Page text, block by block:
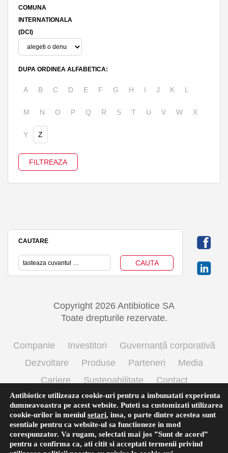
COMUNA
INTERNATIONALA
(DCI)
DUPA ORDINEA ALFABETICA:
A B C D E F G H I J K L
M N O P Q R S T U V W X
Y Z
CAUTARE
Copyright 2026 Antibiotice SA
Toate drepturile rezervate.
Companie Investitori
Guvernanță corporativă
Dezvoltare
Produse Parteneri
Media
Cariere
Sustenabilitate
Contact
Termeni si conditii de utilizare
Politica cookie
Prelucrarea datelor cu caracter personal
Antibiotice utilizeaza cookie-uri pentru a imbunatati experienta
dumneavoastra pe acest website. Puteti sa customizati utilizarea
cookie-urilor in meniul setari, insa, o parte dintre acestea sunt
esentiale pentru ca website-ul sa functioneze in mod
corespunzator. Va rugam, selectati mai jos ”Sunt de acord”
pentru a confirma ca, ati citit si acceptati termenii privind